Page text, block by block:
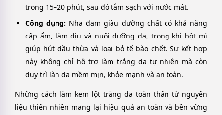
trong 15–20 phút, sau đó tắm sạch với nước mát.
Công dụng: Nha đam giàu dưỡng chất có khả năng
cấp ẩm, làm dịu và nuôi dưỡng da, trong khi bột mì
giúp hút dầu thừa và loại bỏ tế bào chết. Sự kết hợp
này không chỉ hỗ trợ làm trắng da tự nhiên mà còn
duy trì làn da mềm mịn, khỏe mạnh và an toàn.
Những cách làm kem lột trắng da toàn thân từ nguyên
liệu thiên nhiên mang lại hiệu quả an toàn và bền vững